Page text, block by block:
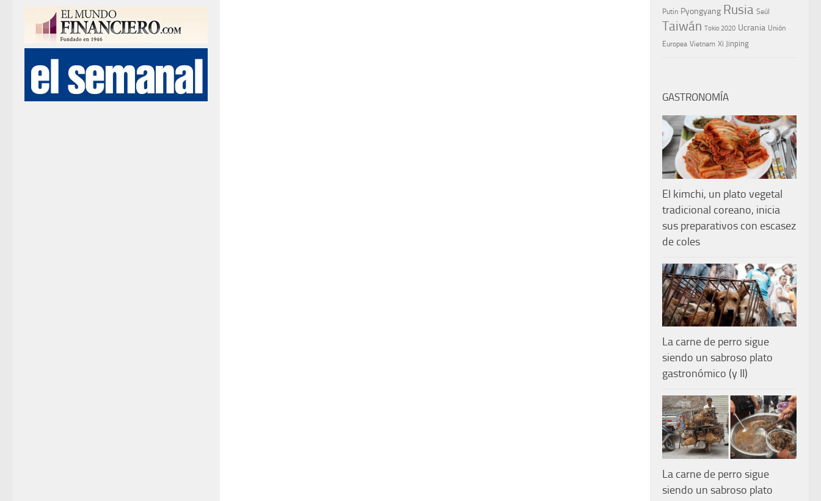
Putin Pyongyang Rusia Seúl
Taiwán Tokio 2020 Ucrania Unión
Europea Vietnam Xi Jinping
GASTRONOMÍA
El kimchi, un plato vegetal
tradicional coreano, inicia
sus preparativos con escasez
de coles
La carne de perro sigue
siendo un sabroso plato
gastronómico (y II)
La carne de perro sigue
siendo un sabroso plato